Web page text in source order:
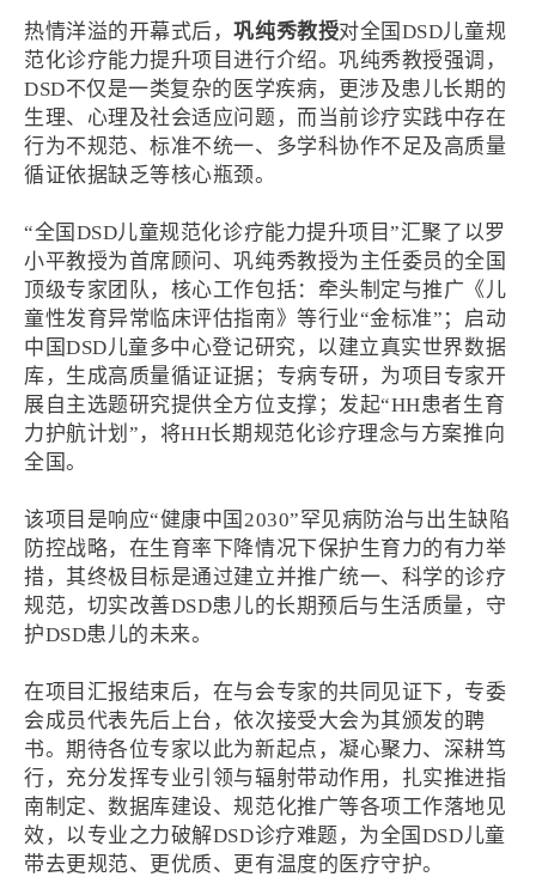
热情洋溢的开幕式后，巩纯秀教授对全国DSD儿童规
范化诊疗能力提升项目进行介绍。巩纯秀教授强调，
DSD不仅是一类复杂的医学疾病，更涉及患儿长期的
生理、心理及社会适应问题，而当前诊疗实践中存在
行为不规范、标准不统一、多学科协作不足及高质量
循证依据缺乏等核心瓶颈。
“全国DSD儿童规范化诊疗能力提升项目”汇聚了以罗
小平教授为首席顾问、巩纯秀教授为主任委员的全国
顶级专家团队，核心工作包括：牵头制定与推广《儿
童性发育异常临床评估指南》等行业“金标准”；启动
中国DSD儿童多中心登记研究，以建立真实世界数据
库，生成高质量循证证据；专病专研，为项目专家开
展自主选题研究提供全方位支撑；发起“HH患者生育
力护航计划”，将HH长期规范化诊疗理念与方案推向
全国。
该项目是响应“健康中国2030”罕见病防治与出生缺陷
防控战略，在生育率下降情况下保护生育力的有力举
措，其终极目标是通过建立并推广统一、科学的诊疗
规范，切实改善DSD患儿的长期预后与生活质量，守
护DSD患儿的未来。
在项目汇报结束后，在与会专家的共同见证下，专委
会成员代表先后上台，依次接受大会为其颁发的聘
书。期待各位专家以此为新起点，凝心聚力、深耕笃
行，充分发挥专业引领与辐射带动作用，扎实推进指
南制定、数据库建设、规范化推广等各项工作落地见
效，以专业之力破解DSD诊疗难题，为全国DSD儿童
带去更规范、更优质、更有温度的医疗守护。